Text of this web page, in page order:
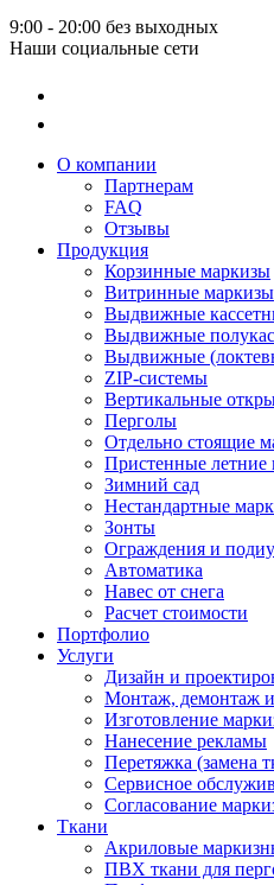
9:00 - 20:00 без выходных
Наши социальные сети
О компании
Партнерам
FAQ
Отзывы
Продукция
Корзинные маркизы
Витринные маркизы
Выдвижные
Выдвижные
Выдвижные
ZIP-системы
Вертикальные
Перголы
Отдельно стоящие
Пристенные летние
Зимний сад
Нестандартные
Зонты
Ограждения и
Автоматика
Навес от снега
Расчет стоимости
Портфолио
Услуги
Дизайн и
Монтаж, демонтаж
Изготовление
Нанесение рекламы
Перетяжка (замена
Сервисное
Согласование
Ткани
Акриловые
ПВХ ткани для